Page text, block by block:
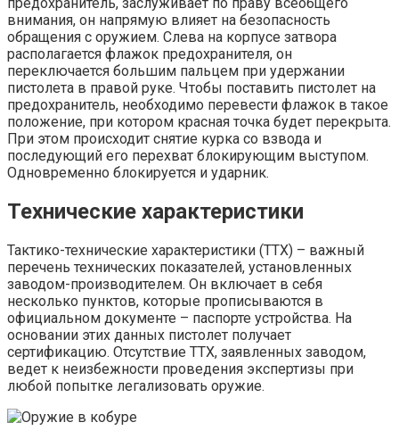
внимания, он напрямую влияет на безопасность
обращения с оружием. Слева на корпусе затвора
располагается флажок предохранителя, он
переключается большим пальцем при удержании
пистолета в правой руке. Чтобы поставить пистолет на
предохранитель, необходимо перевести флажок в такое
положение, при котором красная точка будет перекрыта.
При этом происходит снятие курка со взвода и
последующий его перехват блокирующим выступом.
Одновременно блокируется и ударник.
Технические характеристики
Тактико-технические характеристики (ТТХ) – важный
перечень технических показателей, установленных
заводом-производителем. Он включает в себя
несколько пунктов, которые прописываются в
официальном документе – паспорте устройства. На
основании этих данных пистолет получает
сертификацию. Отсутствие ТТХ, заявленных заводом,
ведет к неизбежности проведения экспертизы при
любой попытке легализовать оружие.